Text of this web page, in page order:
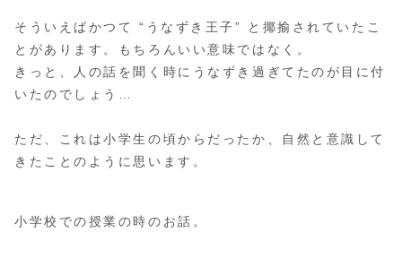
そういえばかつて “うなずき王子” と揶揄されていたこ
とがあります。もちろんいい意味ではなく。
きっと、人の話を聞く時にうなずき過ぎてたのが目に付
いたのでしょう…
ただ、これは小学生の頃からだったか、自然と意識して
きたことのように思います。
小学校での授業の時のお話。